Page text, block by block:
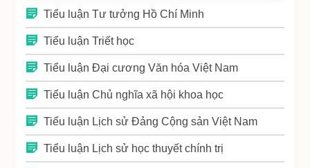
Tiểu luận Tư tưởng Hồ Chí Minh
Tiểu luận Triết học
Tiểu luận Đại cương Văn hóa Việt Nam
Tiểu luận Chủ nghĩa xã hội khoa học
Tiểu luận Lịch sử Đảng Cộng sản Việt Nam
Tiểu luận Lịch sử học thuyết chính trị